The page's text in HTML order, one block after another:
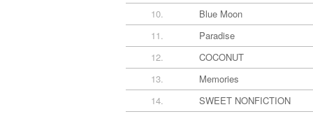
10.
Blue Moon
11.
Paradise
12.
COCONUT
13.
Memories
14.
SWEET NONFICTION